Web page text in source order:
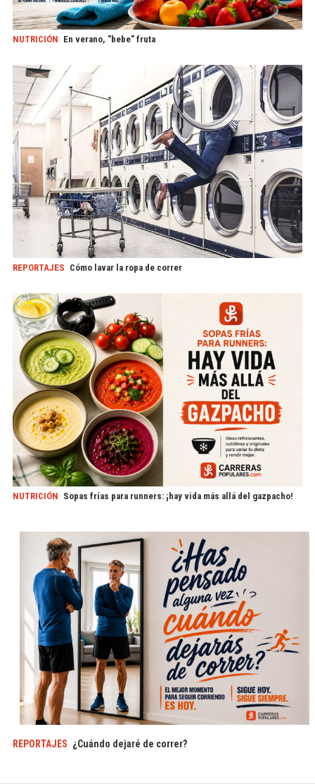
NUTRICIÓN En verano, "bebe" fruta
REPORTAJES Cómo lavar la ropa de correr
NUTRICIÓN Sopas frías para runners: ¡hay vida más allá del gazpacho!
REPORTAJES ¿Cuándo dejaré de correr?